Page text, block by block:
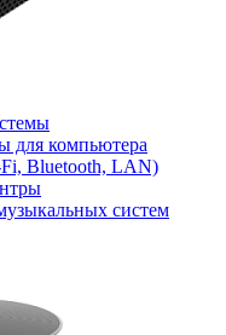
для компьютера
Bluetooth, LAN)
систем